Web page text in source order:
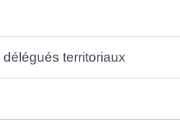
territoriaux